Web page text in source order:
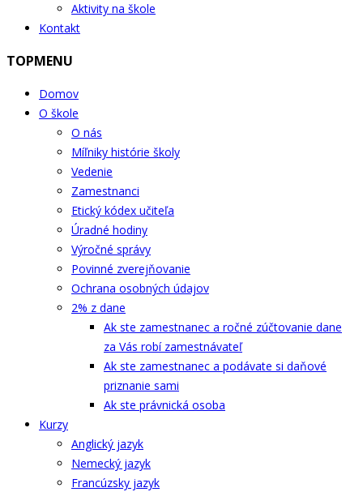
Aktivity na škole
Kontakt
TOPMENU
Domov
O škole
O nás
Míľniky histórie školy
Vedenie
Zamestnanci
Etický kódex učiteľa
Úradné hodiny
Výročné správy
Povinné zverejňovanie
Ochrana osobných údajov
2% z dane
Ak ste zamestnanec a ročné zúčtovanie dane
za Vás robí zamestnávateľ
Ak ste zamestnanec a podávate si daňové
priznanie sami
Ak ste právnická osoba
Kurzy
Anglický jazyk
Nemecký jazyk
Francúzsky jazyk